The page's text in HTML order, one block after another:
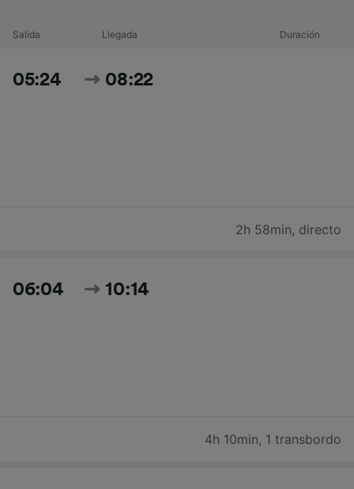
Salida Llegada Duración
05:24 08:22
2h 58min, directo
06:04 10:14
4h 10min, 1 transbordo